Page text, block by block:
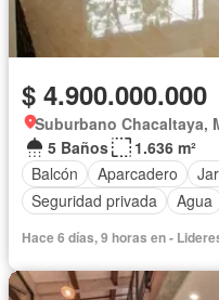
$ 4.900.000.000
Suburbano Chacaltaya,
5 Baños
1.636 m²
Balcón
Aparcadero
Seguridad privada
Agua
Hace 6 días, 9 horas en -